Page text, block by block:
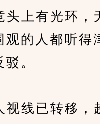
有光环，
观的人都听得
。
已转移，